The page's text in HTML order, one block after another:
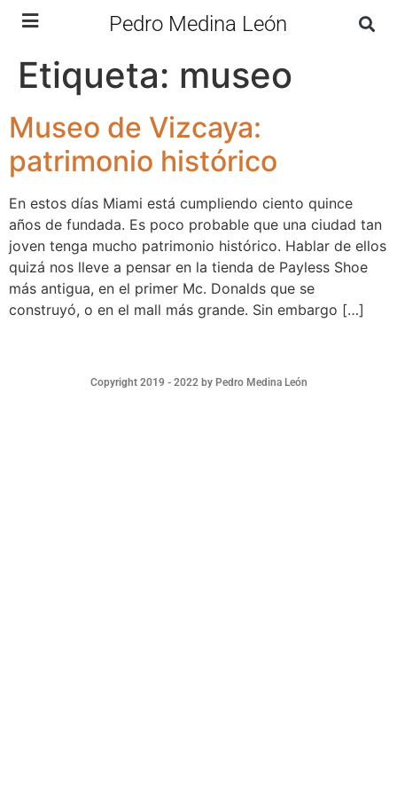
Pedro Medina León
Etiqueta: museo
Museo de Vizcaya:
patrimonio histórico
En estos días Miami está cumpliendo ciento quince
años de fundada. Es poco probable que una ciudad tan
joven tenga mucho patrimonio histórico. Hablar de ellos
quizá nos lleve a pensar en la tienda de Payless Shoe
más antigua, en el primer Mc. Donalds que se
construyó, o en el mall más grande. Sin embargo […]
Copyright 2019 - 2022 by Pedro Medina León